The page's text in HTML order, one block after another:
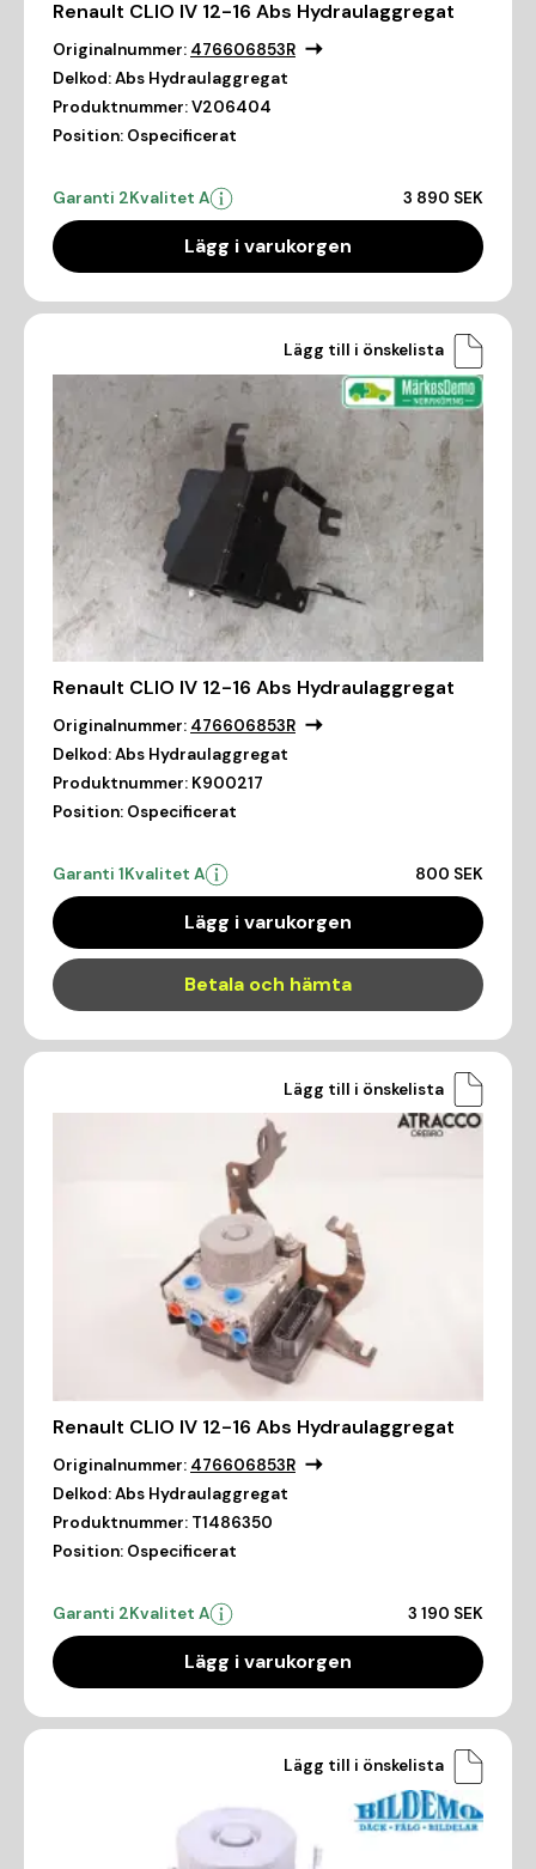
Renault CLIO IV 12-16 Abs Hydraulaggregat
Originalnummer: 476606853R
Delkod:Abs Hydraulaggregat
Produktnummer:V206404
Position: Ospecificerat
Garanti 2Kvalitet A 3 890 SEK
Lägg i varukorgen
Lägg till i önskelista
Renault CLIO IV 12-16 Abs Hydraulaggregat
Originalnummer: 476606853R
Delkod:Abs Hydraulaggregat
Produktnummer: K900217
Position: Ospecificerat
Garanti 1Kvalitet A 800 SEK
Lägg i varukorgen
Betala och hämta
Lägg till i önskelista
Renault CLIO IV 12-16 Abs Hydraulaggregat
Originalnummer: 476606853R
Delkod:Abs Hydraulaggregat
Produktnummer: T1486350
Position: Ospecificerat
Garanti 2Kvalitet A 3 190 SEK
Lägg i varukorgen
Lägg till i önskelista